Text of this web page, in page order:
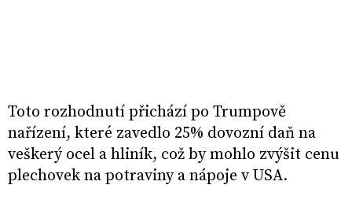
Toto rozhodnutí přichází po Trumpově
nařízení, které zavedlo 25% dovozní daň na
veškerý ocel a hliník, což by mohlo zvýšit cenu
plechovek na potraviny a nápoje v USA.